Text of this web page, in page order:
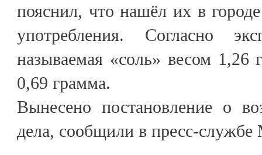
пояснил, что нашёл их в
употребления. Согласно
называемая «соль» весом 1,26
0,69 грамма.
Вынесено постановление о
дела, сообщили в пресс-